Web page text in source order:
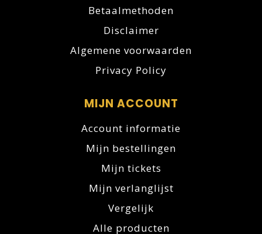
Betaalmethoden
Disclaimer
Algemene voorwaarden
Privacy Policy
MIJN ACCOUNT
Account informatie
Mijn bestellingen
Mijn tickets
Mijn verlanglijst
Vergelijk
Alle producten